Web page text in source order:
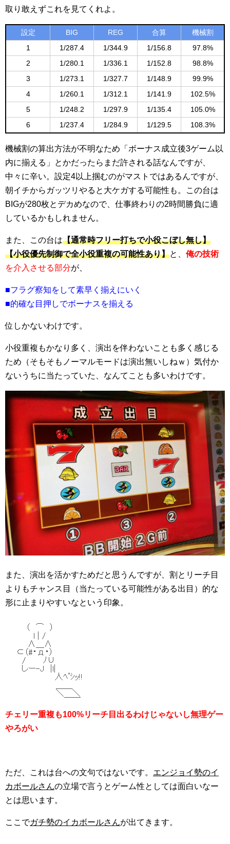
取り敢えずこれを見てくれよ。
設定 BIG REG 合算
機械割
1
1/287.4 1/344.9 1/156.8
97.8%
2
1/280.1 1/336.1 1/152.8
98.8%
3
1/273.1 1/327.7 1/148.9
99.9%
4
1/260.1 1/312.1 1/141.9
102.5%
5
1/248.2 1/297.9 1/135.4
105.0%
6
1/237.4 1/284.9 1/129.5 108.3%
機械割の算出方法が不明なため「ボーナス成立後3ゲーム以
内に揃える」とかだったらまだ許される話なんですが、
中々に辛い。設定4以上掴むのがマストではあるんですが、
朝イチからガッツリやると大ケガする可能性も。この台は
BIGが280枚とデカめなので、仕事終わりの2時間勝負に適
しているかもしれません。
また、この台は【通常時フリー打ちで小役こぼし無し】
【小役優先制御で全小役重複の可能性あり】と、 俺の技術
を介入させる部分が、
■フラグ察知をして素早く揃えにいく
■的確な目押しでボーナスを揃える
位しかないわけです。
小役重複もかなり多く、演出を伴わないことも多く感じる
ため（そもそもノーマルモードは演出無いしねｗ）気付か
ないうちに当たっていた、なんてことも多いわけです。
また、演出を活かすためだと思うんですが、割とリーチ目
よりもチャンス目（当たっている可能性がある出目）的な
形に止まりやすいなという印象。
チェリー重複も100%リーチ目出るわけじゃないし無理ゲー
やろがい
ただ、これは台への文句ではないです。 エンジョイ勢のイ
カボールさんの立場で言うとゲーム性としては面白いなー
とは思います。
ここでガチ勢のイカボールさんが出てきます。